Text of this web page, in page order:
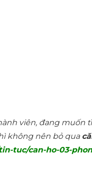
viên, đang
không nên bỏ qua
tuc/can-ho-03-